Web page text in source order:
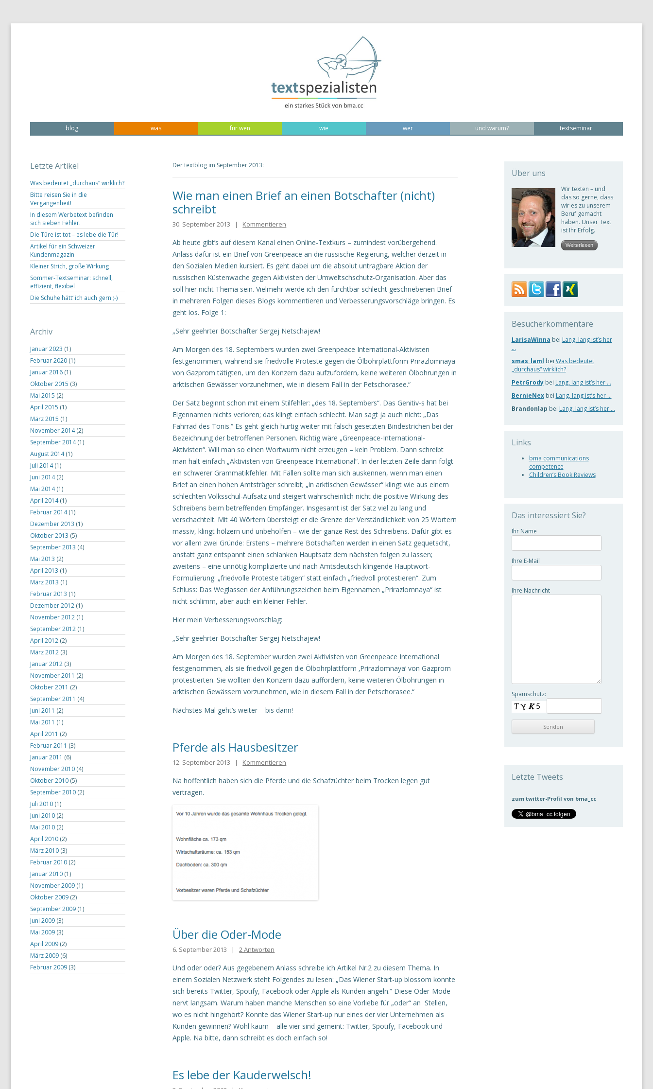
texten.at Zum Inhalt
blog was für wen wie wer und warum? textseminar
Letzte Artikel
Was bedeutet „durchaus“ wirklich?
Bitte reisen Sie in die
Vergangenheit!
In diesem Werbetext befinden
sich sieben Fehler.
Die Türe ist tot – es lebe die Tür!
Artikel für ein Schweizer
Kundenmagazin
Kleiner Strich, große Wirkung
Sommer-Textseminar: schnell,
effizient, flexibel
Die Schuhe hätt‘ ich auch gern ;-)
Archiv
Januar 2023 (1)
Februar 2020 (1)
Januar 2016 (1)
Oktober 2015 (3)
Mai 2015 (2)
April 2015 (1)
März 2015 (1)
November 2014(2)
September 2014(1)
August 2014(1)
Juli 2014(1)
Juni 2014(2)
Mai 2014(1)
April 2014(1)
Februar 2014(1)
Dezember 2013 (1)
Oktober 2013 (5)
September 2013 (4)
Mai 2013 (2)
April 2013 (1)
März 2013 (1)
Februar 2013 (1)
Dezember 2012 (1)
November 2012 (1)
September 2012 (1)
April 2012 (2)
März 2012 (3)
Januar 2012 (3)
November 2011 (2)
Oktober 2011 (2)
September 2011 (4)
Juni 2011 (2)
Mai 2011 (1)
April 2011 (2)
Februar 2011 (3)
Januar 2011 (6)
November 2010 (4)
Oktober 2010 (5)
September 2010 (2)
Juli 2010 (1)
Juni 2010 (2)
Mai 2010 (2)
April 2010 (2)
März 2010 (3)
Februar 2010 (2)
Januar 2010 (1)
November 2009 (1)
Oktober 2009 (2)
September 2009 (1)
Juni 2009 (3)
Mai 2009 (3)
April 2009 (2)
März 2009 (6)
Februar 2009 (3)
Der textblog im September 2013:
Wie man einen Brief an einen Botschafter (nicht)
schreibt
30. September 2013 | Kommentieren
Ab heute gibt’s auf diesem Kanal einen Online-Textkurs – zumindest vorübergehend.
Anlass dafür ist ein Brief von Greenpeace an die russische Regierung, welcher derzeit in
den Sozialen Medien kursiert. Es geht dabei um die absolut untragbare Aktion der
russischen Küstenwache gegen Aktivisten der Umweltschschutz-Organisation. Aber das
soll hier nicht Thema sein. Vielmehr werde ich den furchtbar schlecht geschriebenen Brief
in mehreren Folgen dieses Blogs kommentieren und Verbesserungsvorschläge bringen. Es
geht los. Folge 1:
„Sehr geehrter Botschafter Sergej Netschajew!
Am Morgen des 18. Septembers wurden zwei Greenpeace International-Aktivisten
festgenommen, während sie friedvolle Proteste gegen die Ölbohrplattform Prirazlomnaya
von Gazprom tätigten, um den Konzern dazu aufzufordern, keine weiteren Ölbohrungen in
arktischen Gewässer vorzunehmen, wie in diesem Fall in der Petschorasee.“
Der Satz beginnt schon mit einem Stilfehler: „des 18. Septembers“. Das Genitiv-s hat bei
Eigennamen nichts verloren; das klingt einfach schlecht. Man sagt ja auch nicht: „Das
Fahrrad des Tonis.“ Es geht gleich hurtig weiter mit falsch gesetzten Bindestrichen bei der
Bezeichnung der betroffenen Personen. Richtig wäre „Greenpeace-International-
Aktivisten“. Will man so einen Wortwurm nicht erzeugen – kein Problem. Dann schreibt
man halt einfach „Aktivisten von Greenpeace International“. In der letzten Zeile dann folgt
ein schwerer Grammatikfehler. Mit Fällen sollte man sich auskennen, wenn man einen
Brief an einen hohen Amtsträger schreibt; „in arktischen Gewässer“ klingt wie aus einem
schlechten Volksschul-Aufsatz und steigert wahrscheinlich nicht die positive Wirkung des
Schreibens beim betreffenden Empfänger. Insgesamt ist der Satz viel zu lang und
verschachtelt. Mit 40 Wörtern übersteigt er die Grenze der Verständlichkeit von 25 Wörtern
massiv, klingt hölzern und unbeholfen – wie der ganze Rest des Schreibens. Dafür gibt es
vor allem zwei Gründe: Erstens – mehrere Botschaften werden in einen Satz gequetscht,
anstatt ganz entspannt einen schlanken Hauptsatz dem nächsten folgen zu lassen;
zweitens – eine unnötig komplizierte und nach Amtsdeutsch klingende Hauptwort-
Formulierung: „friedvolle Proteste tätigen“ statt einfach „friedvoll protestieren“. Zum
Schluss: Das Weglassen der Anführungszeichen beim Eigennamen „Prirazlomnaya“ ist
nicht schlimm, aber auch ein kleiner Fehler.
Hier mein Verbesserungsvorschlag:
„Sehr geehrter Botschafter Sergej Netschajew!
Am Morgen des 18. September wurden zwei Aktivisten von Greenpeace International
festgenommen, als sie friedvoll gegen die Ölbohrplattform ‚Prirazlomnaya‘ von Gazprom
protestierten. Sie wollten den Konzern dazu auffordern, keine weiteren Ölbohrungen in
arktischen Gewässern vorzunehmen, wie in diesem Fall in der Petschorasee.“
Nächstes Mal geht’s weiter – bis dann!
Pferde als Hausbesitzer
12. September 2013 | Kommentieren
Na hoffentlich haben sich die Pferde und die Schafzüchter beim Trocken legen gut
vertragen.
Über die Oder-Mode
6. September 2013 |2 Antworten
Und oder oder? Aus gegebenem Anlass schreibe ich Artikel Nr.2 zu diesem Thema. In
einem Sozialen Netzwerk steht Folgendes zu lesen: „Das Wiener Start-up blossom konnte
sich bereits Twitter, Spotify, Facebook oder Apple als Kunden angeln.“ Diese Oder-Mode
nervt langsam. Warum haben manche Menschen so eine Vorliebe für „oder“ an Stellen,
wo es nicht hingehört? Konnte das Wiener Start-up nur eines der vier Unternehmen als
Kunden gewinnen? Wohl kaum – alle vier sind gemeint: Twitter, Spotify, Facebook und
Apple. Na bitte, dann schreibt es doch einfach so!
Es lebe der Kauderwelsch!
Über uns
Wir texten – und
das so gerne, dass
wir es zu unserem
Beruf gemacht
haben. Unser Text
ist Ihr Erfolg.
Weiterlesen
Besucherkommentare
LarisaWinna bei Lang, lang ist’s her
…
smas_laml bei Was bedeutet
„durchaus“ wirklich?
PetrGrodybei Lang, lang ist’s her …
BernieNexbei Lang, lang ist’s her …
Brandonlap bei Lang, lang ist’s her …
Links
bma communications
competence
Children’s Book Reviews
Das interessiert Sie?
Ihr Name
Ihre E-Mail
Ihre Nachricht
Spamschutz:
Letzte Tweets
zum twitter-Profil von bma_cc